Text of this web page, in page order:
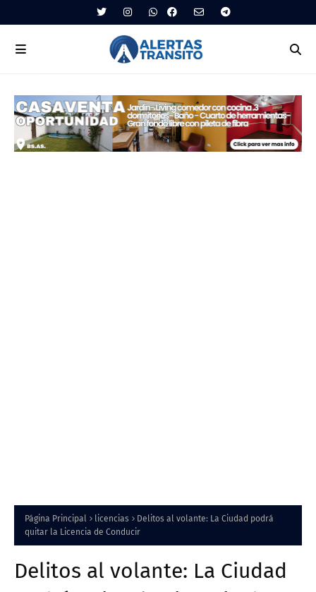
Página Principal licencias
Delitos al volante: La Ciudad podrá
quitar la Licencia de Conducir
Delitos al volante: La Ciudad